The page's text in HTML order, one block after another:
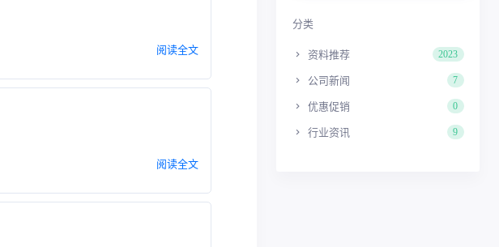
阅读全文
阅读全文
分类
资料推荐 2023
公司新闻 7
优惠促销 0
行业资讯 9